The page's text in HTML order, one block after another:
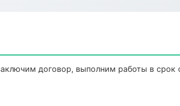
договор, выполним работы в срок